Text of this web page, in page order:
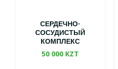
СЕРДЕЧНО-
СОСУДИСТЫЙ
КОМПЛЕКС
50 000 KZT